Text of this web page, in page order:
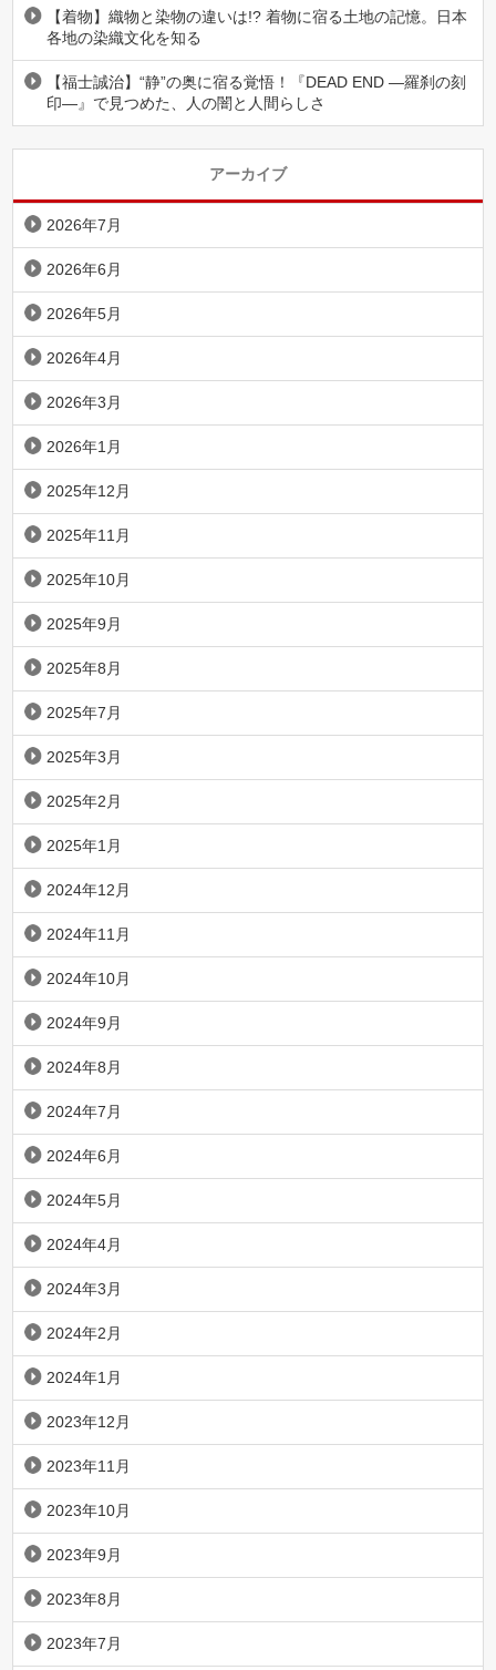
【着物】織物と染物の違いは!? 着物に宿る土地の記憶。日本
各地の染織文化を知る
【福士誠治】“静”の奥に宿る覚悟！『DEAD END ―羅刹の刻
印―』で見つめた、人の闇と人間らしさ
アーカイブ
2026年7月
2026年6月
2026年5月
2026年4月
2026年3月
2026年1月
2025年12月
2025年11月
2025年10月
2025年9月
2025年8月
2025年7月
2025年3月
2025年2月
2025年1月
2024年12月
2024年11月
2024年10月
2024年9月
2024年8月
2024年7月
2024年6月
2024年5月
2024年4月
2024年3月
2024年2月
2024年1月
2023年12月
2023年11月
2023年10月
2023年9月
2023年8月
2023年7月